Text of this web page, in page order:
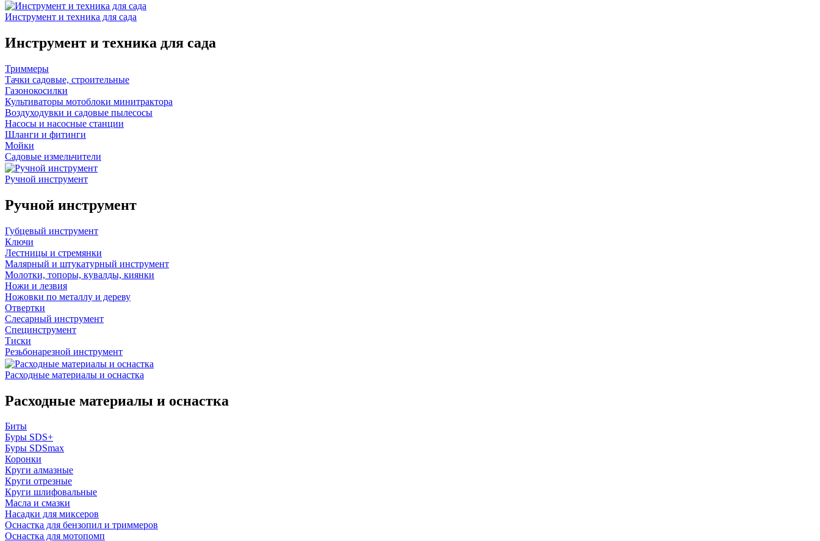
Инструмент и техника для сада
Инструмент и техника для сада
Триммеры
Тачки садовые, строительные
Газонокосилки
Культиваторы мотоблоки минитрактора
Воздуходувки и садовые пылесосы
Насосы и насосные станции
Шланги и фитинги
Мойки
Садовые измельчители
Ручной инструмент
Ручной инструмент
Губцевый инструмент
Ключи
Лестницы и стремянки
Малярный и штукатурный инструмент
Молотки, топоры, кувалды, киянки
Ножи и лезвия
Ножовки по металлу и дереву
Отвертки
Слесарный инструмент
Специнструмент
Тиски
Резьбонарезной инструмент
Расходные материалы и оснастка
Расходные материалы и оснастка
Биты
Буры SDS+
Буры SDSmax
Коронки
Круги алмазные
Круги отрезные
Круги шлифовальные
Масла и смазки
Насадки для миксеров
Оснастка для бензопил и триммеров
Оснастка для мотопомп